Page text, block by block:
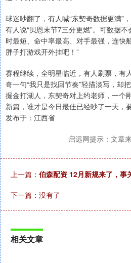
球迷吵翻了，有人喊“东契奇数据更满”
有人说“贝恩末节7三分更燃”。可数据
时最短、命中率最高、对手最强，连快
胖子打游戏开外挂吧！”
赛程继续，全明星临近，有人刷票，有
奇一句“我只是找回节奏”轻描淡写，却
掘金打湖人，东契奇对上约老师，一个
新篇，谁才是今日最佳已经吵了一天，
发布于：江西省
启远网提示：文章
上一篇： 伯森配资 12月新规来了，事
下一篇：没有了
相关文章